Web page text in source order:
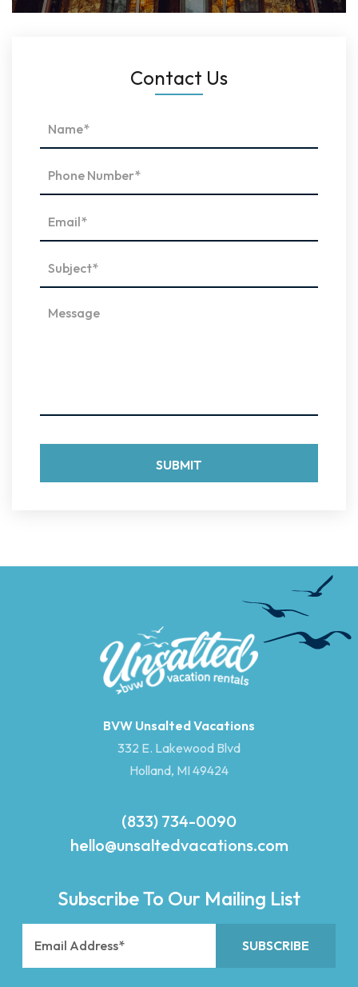
Contact Us
BVW Unsalted Vacations
332 E. Lakewood Blvd
Holland, MI 49424
(833) 734-0090
hello@unsaltedvacations.com
Subscribe To Our Mailing List